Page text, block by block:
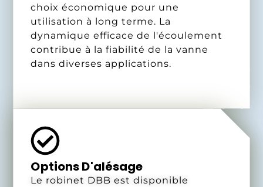
choix économique pour une
utilisation à long terme. La
dynamique efficace de l'écoulement
contribue à la fiabilité de la vanne
dans diverses applications.
Options D'alésage
Le robinet DBB est disponible